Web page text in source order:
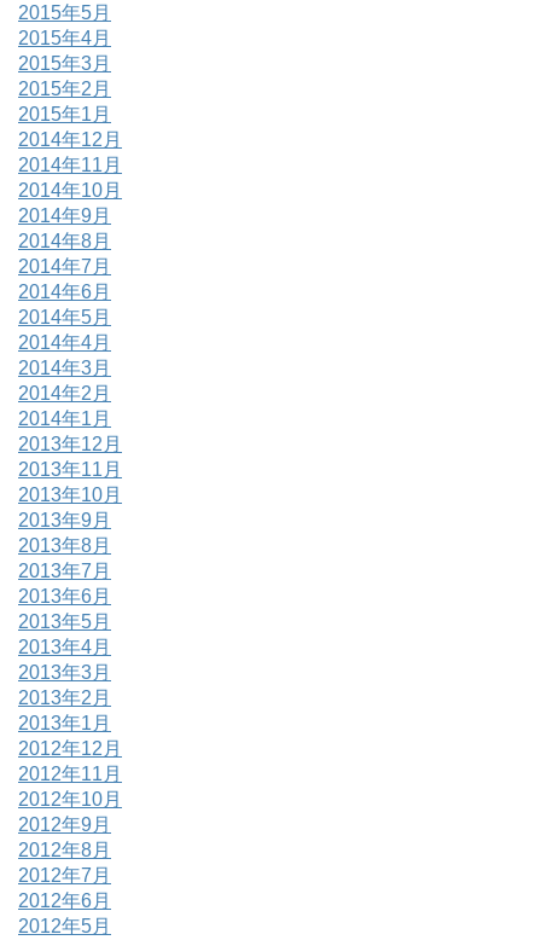
2015年5月
2015年4月
2015年3月
2015年2月
2015年1月
2014年12月
2014年11月
2014年10月
2014年9月
2014年8月
2014年7月
2014年6月
2014年5月
2014年4月
2014年3月
2014年2月
2014年1月
2013年12月
2013年11月
2013年10月
2013年9月
2013年8月
2013年7月
2013年6月
2013年5月
2013年4月
2013年3月
2013年2月
2013年1月
2012年12月
2012年11月
2012年10月
2012年9月
2012年8月
2012年7月
2012年6月
2012年5月